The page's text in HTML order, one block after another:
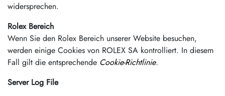
widersprechen.
RolexBereich
Wenn Sie den Rolex Bereich unserer Website besuchen,
werden einige Cookies von ROLEX SA kontrolliert. In diesem
Fall gilt die entsprechende Cookie-Richtlinie.
Server Log File